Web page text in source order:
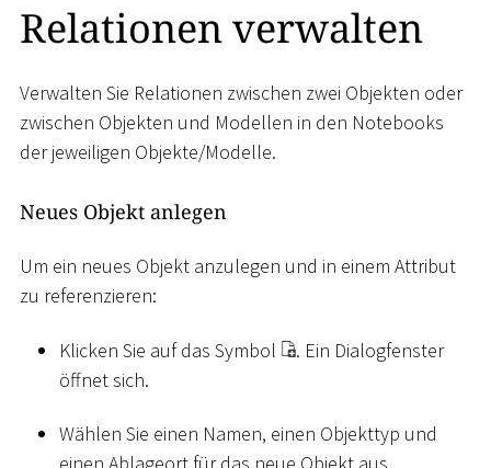
Relationen verwalten
Verwalten Sie Relationen zwischen zwei Objekten oder
zwischen Objekten und Modellen in den Notebooks
der jeweiligen Objekte/Modelle.
Neues Objekt anlegen
Um ein neues Objekt anzulegen und in einem Attribut
zu referenzieren:
Klicken Sie auf das Symbol
. Ein Dialogfenster
öffnet sich.
Wählen Sie einen Namen, einen Objekttyp und